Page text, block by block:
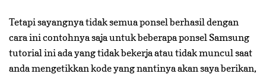
Tetapi sayangnya tidak semua ponsel berhasil dengan
cara ini contohnya saja untuk beberapa ponsel Samsung
tutorial ini ada yang tidak bekerja atau tidak muncul saat
anda mengetikkan kode yang nantinya akan saya berikan,